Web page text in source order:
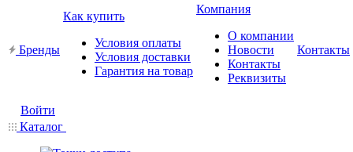
Бренды
Как купить
Условия оплаты
Условия доставки
Гарантия на товар
Компания
О компании
Новости
Контакты
Реквизиты
Контакты
Войти
Каталог